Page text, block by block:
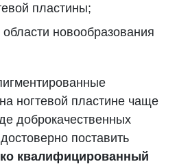
пластины;
области новообразования
ногтевой пластине чаще
доброкачественных
поставить
квалифицированный